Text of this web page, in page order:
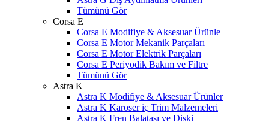
Tümünü Gör
Corsa E
Corsa E Modifiye & Aksesuar Ürünle
Corsa E Motor Mekanik Parçaları
Corsa E Motor Elektrik Parçaları
Corsa E Periyodik Bakım ve Filtre
Tümünü Gör
Astra K
Astra K Modifiye & Aksesuar Ürünler
Astra K Karoser iç Trim Malzemeleri
Astra K Fren Balatası ve Diski